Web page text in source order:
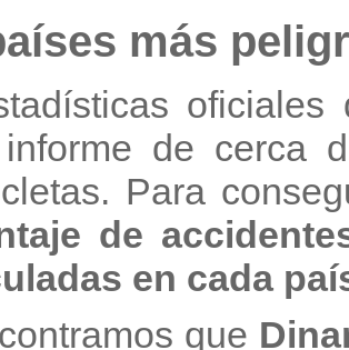
más
de cerca
Para
de
en cada
que